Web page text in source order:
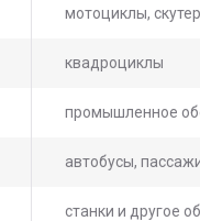
мотоциклы,
квадроциклы
промышленное
автобусы,
станки и другое